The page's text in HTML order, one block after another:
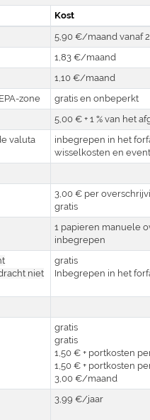
Kost
5,90 €/maand vanaf
1,83 €/maand
1,10 €/maand
zone
gratis en onbeperkt
5,00 € + 1 % van het
valuta
inbegrepen in het
wisselkosten en
3,00 € per
gratis
1 papieren manuele
inbegrepen
niet
gratis
Inbegrepen in het
gratis
gratis
1,50 € + portkosten
1,50 € + portkosten
3,00 €/maand
3,99 €/jaar